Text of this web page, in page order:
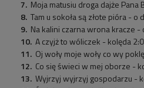
Moja matusiu droga dajże
Tam u sokoła są złote pióra -
Na kalini czarna wrona kracze
A czyjż to wóliczek - kolęda
Oj woły moje woły co wy
Co się świeci w mej oborze -
Wyjrzyj wyjrzyj gospodarzu -